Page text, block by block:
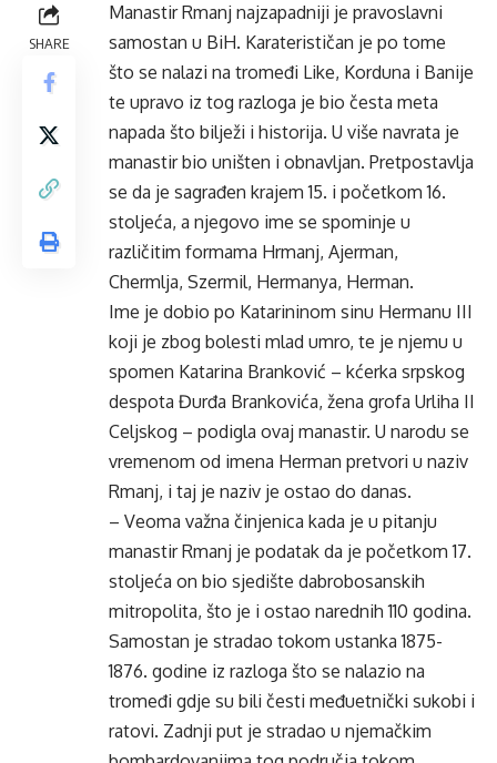
SHARE
Manastir Rmanj najzapadniji je pravoslavni
samostan u BiH. Karaterističan je po tome
što se nalazi na tromeđi Like, Korduna i Banije
te upravo iz tog razloga je bio česta meta
napada što bilježi i historija. U više navrata je
manastir bio uništen i obnavljan. Pretpostavlja
se da je sagrađen krajem 15. i početkom 16.
stoljeća, a njegovo ime se spominje u
različitim formama Hrmanj, Ajerman,
Chermlja, Szermil, Hermanya, Herman.
Ime je dobio po Katarininom sinu Hermanu III
koji je zbog bolesti mlad umro, te je njemu u
spomen Katarina Branković – kćerka srpskog
despota Đurđa Brankovića, žena grofa Urliha II
Celjskog – podigla ovaj manastir. U narodu se
vremenom od imena Herman pretvori u naziv
Rmanj, i taj je naziv je ostao do danas.
– Veoma važna činjenica kada je u pitanju
manastir Rmanj je podatak da je početkom 17.
stoljeća on bio sjedište dabrobosanskih
mitropolita, što je i ostao narednih 110 godina.
Samostan je stradao tokom ustanka 1875-
1876. godine iz razloga što se nalazio na
tromeđi gdje su bili česti međuetnički sukobi i
ratovi. Zadnji put je stradao u njemačkim